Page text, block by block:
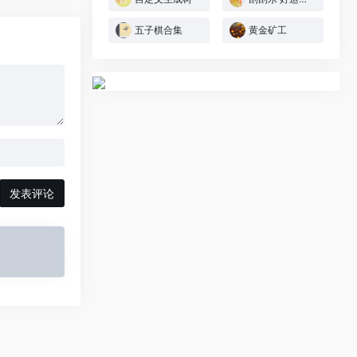
发表评论
五子棋合集 黄金矿工